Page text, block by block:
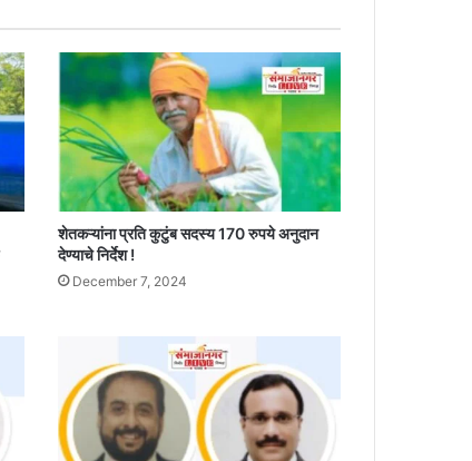
शेतकऱ्यांना प्रति कुटुंब सदस्य 170 रुपये अनुदान
देण्याचे निर्देश !
December 7, 2024